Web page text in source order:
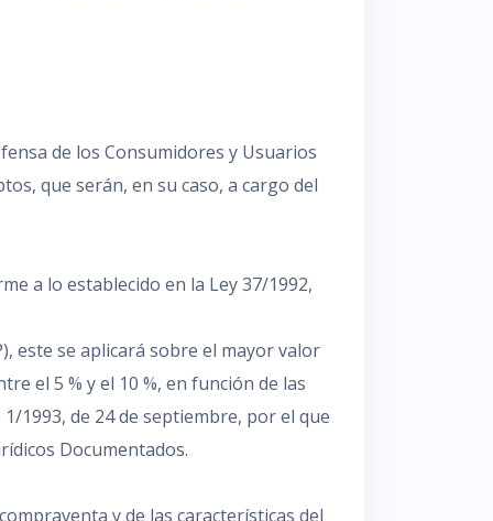
de los Consumidores y Usuarios
que serán, en su caso, a cargo del
a lo establecido en la Ley 37/1992,
este se aplicará sobre el mayor valor
el 5 % y el 10 %, en función de las
1993, de 24 de septiembre, por el que
Documentados.
y de las características del